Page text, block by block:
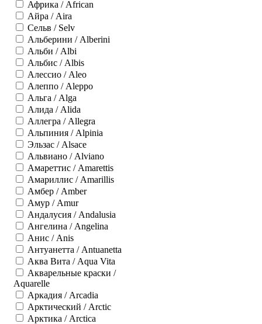
Африка / African
Айра / Aira
Сельв / Selv
Альберини / Alberini
Альби / Albi
Альбис / Albis
Алессио / Aleo
Алеппо / Aleppo
Альга / Alga
Алида / Alida
Аллегра / Allegra
Альпиния / Alpinia
Эльзас / Alsace
Альвиано / Alviano
Амареттис / Amarettis
Амариллис / Amarillis
Амбер / Amber
Амур / Amur
Андалусия / Andalusia
Ангелина / Angelina
Анис / Anis
Антуанетта / Antuanetta
Аква Вита / Aqua Vita
Акварельные краски /
Aquarelle
Аркадия / Arcadia
Арктический / Arctic
Арктика / Arctica